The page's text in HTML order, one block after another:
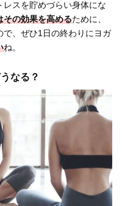
スを貯めづらい身体にな
その効果を高めるために、
で、ぜひ1日の終わりにヨガ
ね。
なる？